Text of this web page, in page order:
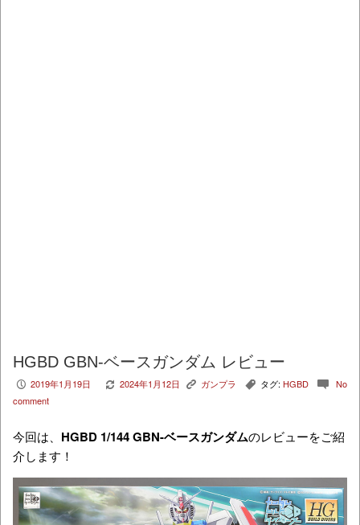
HGBD GBN-ベースガンダム レビュー
P 2019年1月19日 V 2024年1月12日 K ガンプラ , タグ: HGBD c No
comment
今回は、 HGBD 1/144 GBN-ベースガンダムのレビューをご紹
介します！